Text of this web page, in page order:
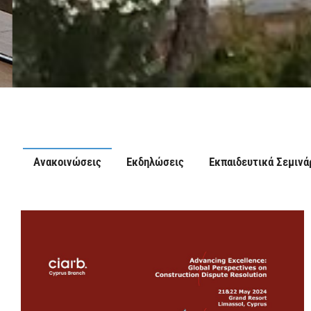
Προστασία και κατοχύρωση
Ανακοινώσεις Εκδηλώσεις Εκπαιδευτικά